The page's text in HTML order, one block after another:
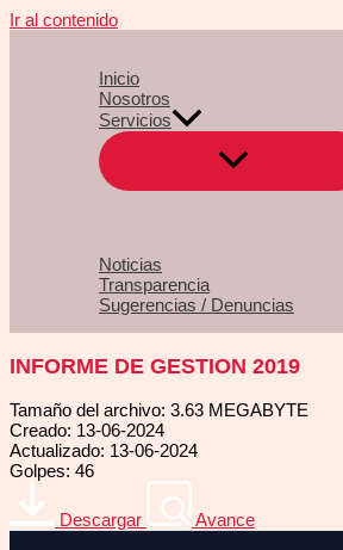
Ir al contenido
Inicio
Nosotros
Servicios
Noticias
Transparencia
Sugerencias / Denuncias
INFORME DE GESTION 2019
Tamaño del archivo: 3.63 MEGABYTE
Creado: 13-06-2024
Actualizado: 13-06-2024
Golpes: 46
Descargar Avance